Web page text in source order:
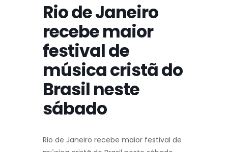
Rio de Janeiro
recebe maior
festival de
música cristã do
Brasil neste
sábado
Rio de Janeiro recebe maior festival de